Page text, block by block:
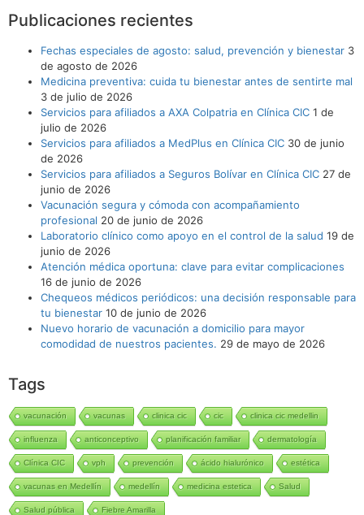
Publicaciones recientes
Fechas especiales de agosto: salud, prevención y bienestar 3
de agosto de 2026
Medicina preventiva: cuida tu bienestar antes de sentirte mal
3 de julio de 2026
Servicios para afiliados a AXA Colpatria en Clínica CIC 1 de
julio de 2026
Servicios para afiliados a MedPlus en Clínica CIC 30 de junio
de 2026
Servicios para afiliados a Seguros Bolívar en Clínica CIC 27 de
junio de 2026
Vacunación segura y cómoda con acompañamiento
profesional 20 de junio de 2026
Laboratorio clínico como apoyo en el control de la salud 19 de
junio de 2026
Atención médica oportuna: clave para evitar complicaciones
16 de junio de 2026
Chequeos médicos periódicos: una decisión responsable para
tu bienestar 10 de junio de 2026
Nuevo horario de vacunación a domicilio para mayor
comodidad de nuestros pacientes. 29 de mayo de 2026
Tags
vacunación vacunas clinica cic cic clinica cic medellin
influenza anticonceptivo planificación familiar dermatología
Clínica CIC vph prevención ácido hialurónico estética
vacunas en Medellín medellín medicina estetica Salud
Salud pública Fiebre Amarilla